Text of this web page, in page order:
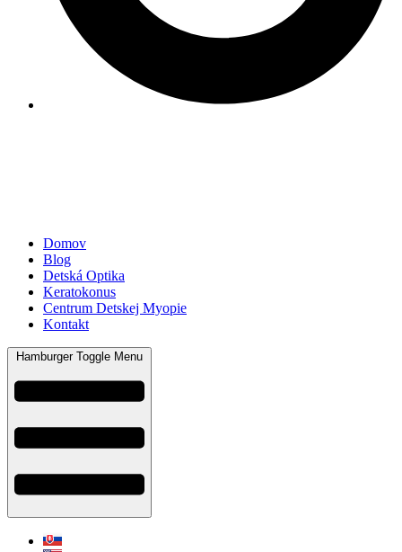
Domov
Blog
Detská Optika
Keratokonus
Centrum Detskej Myopie
Kontakt
Hamburger Toggle Menu